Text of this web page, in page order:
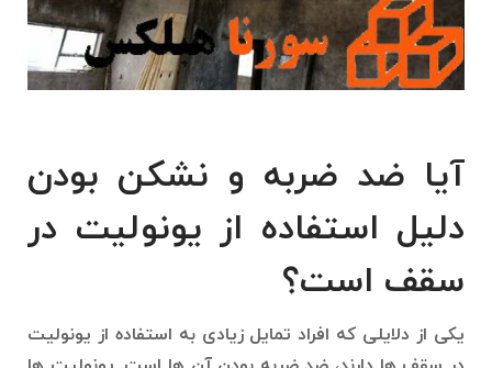
آیا ضد ضربه و نشکن بودن
دلیل استفاده از یونولیت در
سقف است؟
یکی از دلایلی که افراد تمایل زیادی به استفاده از یونولیت